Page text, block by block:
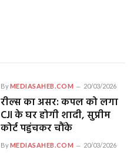
ByMEDIASAHEB.COM 20/03/2026
रील्स का असर: कपल को लगा
CJI के घर होगी शादी, सुप्रीम
कोर्ट पहुंचकर चौंके
ByMEDIASAHEB.COM 20/03/2026